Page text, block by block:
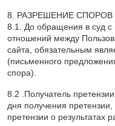
8. РАЗРЕШЕНИЕ СПОРОВ
8.1. До обращения в суд
отношений между
сайта, обязательным
(письменного
спора).
8.2 .Получатель
дня получения
претензии о результатах